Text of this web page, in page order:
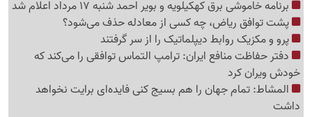
برنامه خاموشی برق کهکیلویه و بویر احمد شنبه 17 مرداد اعلام شد
پشت توافق ریاض، چه کسی از معادله حذف می‌شود؟
پرو و مکزیک روابط دیپلماتیک را از سر گرفتند
دفتر حفاظت منافع ایران: ترامپ التماس توافقی را می‌کند که
خودش ویران کرد
المشاط: تمام جهان را هم بسیج کنی فایده‌ای برایت نخواهد
داشت